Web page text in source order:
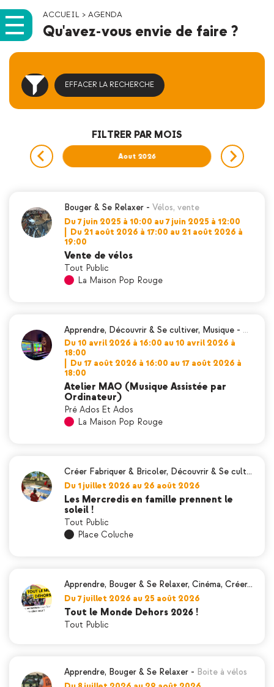
ACCUEIL > AGENDA
Qu'avez-vous envie de faire ?
EFFACER LA RECHERCHE
FILTRER PAR MOIS
Aout 2026
Bouger & Se Relaxer - Vélos, vente
Du 7 juin 2025 à 10:00 au 7 juin 2025 à 12:00
Du 21 août 2026 à 17:00 au 21 août 2026 à
19:00
Vente de vélos
Tout Public
La Maison Pop Rouge
Apprendre, Découvrir & Se cultiver, Musique - …
Du 10 avril 2026 à 16:00 au 10 avril 2026 à
18:00
Du 17 août 2026 à 16:00 au 17 août 2026 à
18:00
Atelier MAO (Musique Assistée par
Ordinateur)
Pré Ados Et Ados
La Maison Pop Rouge
Créer Fabriquer & Bricoler, Découvrir & Se cult…
Du 1 juillet 2026 au 26 août 2026
Les Mercredis en famille prennent le
soleil !
Tout Public
Place Coluche
Apprendre, Bouger & Se Relaxer, Cinéma, Créer…
Du 7 juillet 2026 au 25 août 2026
Tout le Monde Dehors 2026 !
Tout Public
Apprendre, Bouger & Se Relaxer - Boite à vélos